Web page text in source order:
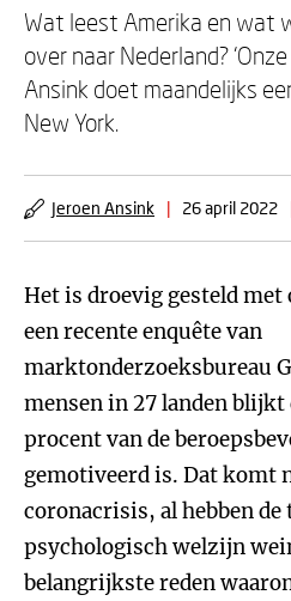
Wat leest Amerika en wat
over naar Nederland?
Ansink doet maandelijks
New York.
Jeroen Ansink | 26 april 2022
Het is droevig gesteld
een recente enquête van
marktonderzoeksbureau
mensen in 27 landen blijkt
procent van de
gemotiveerd is. Dat komt
coronacrisis, al hebben
psychologisch welzijn
belangrijkste reden